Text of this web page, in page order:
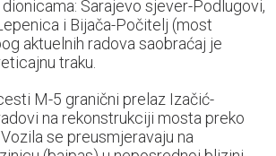
Sarajevo sjever-Podlugovi,
i Bijača-Počitelj (most
aktuelnih radova saobraćaj je
traku.
M-5 granični prelaz Izačić-
na rekonstrukciji mosta preko
se preusmjeravaju na